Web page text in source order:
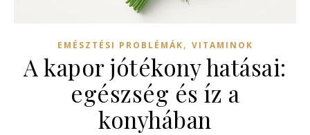
EMÉSZTÉSI PROBLÉMÁK, VITAMINOK
A kapor jótékony hatásai:
egészség és íz a
konyhában